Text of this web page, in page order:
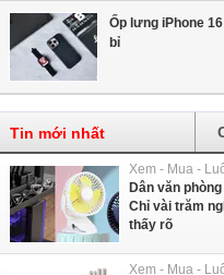
Ốp lưng iPhone
bỉ
Tin mới nhất
Xem - Mua -
Dân văn
Chỉ vài trăm
thấy rõ
Xem - Mua -